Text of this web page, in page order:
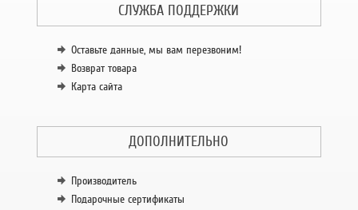
СЛУЖБА ПОДДЕРЖКИ
Оставьте данные, мы вам перезвоним!
Возврат товара
Карта сайта
ДОПОЛНИТЕЛЬНО
Производитель
Подарочные сертификаты